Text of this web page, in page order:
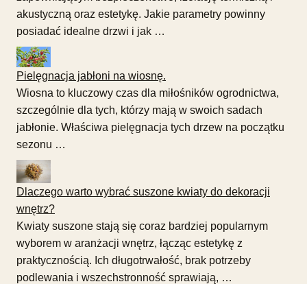
akustyczną oraz estetykę. Jakie parametry powinny
posiadać idealne drzwi i jak …
Pielęgnacja jabłoni na wiosnę.
Wiosna to kluczowy czas dla miłośników ogrodnictwa,
szczególnie dla tych, którzy mają w swoich sadach
jabłonie. Właściwa pielęgnacja tych drzew na początku
sezonu …
Dlaczego warto wybrać suszone kwiaty do dekoracji
wnętrz?
Kwiaty suszone stają się coraz bardziej popularnym
wyborem w aranżacji wnętrz, łącząc estetykę z
praktycznością. Ich długotrwałość, brak potrzeby
podlewania i wszechstronność sprawiają, …